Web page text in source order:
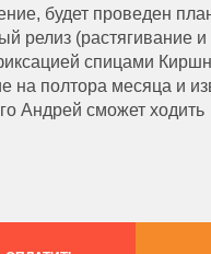
будет проведен
релиз (растягивание
спицами
на полтора месяца и
Андрей сможет ходить